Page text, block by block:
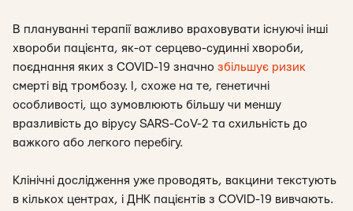
В плануванні терапії важливо враховувати існуючі інші
хвороби пацієнта, як-от серцево-судинні хвороби,
поєднання яких з COVID-19 значно збільшує ризик
смерті від тромбозу. І, схоже на те, генетичні
особливості, що зумовлюють більшу чи меншу
вразливість до вірусу SARS-CoV-2 та схильність до
важкого або легкого перебігу.
Клінічні дослідження уже проводять, вакцини текстують
в кількох центрах, і ДНК пацієнтів з COVID-19 вивчають.